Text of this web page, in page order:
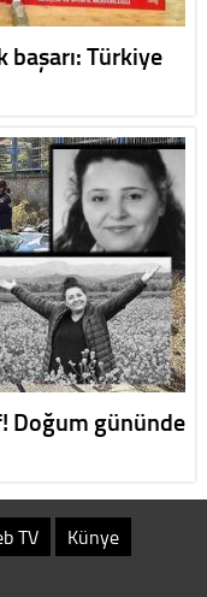
Türkiye
Doğum gününde
TV Künye